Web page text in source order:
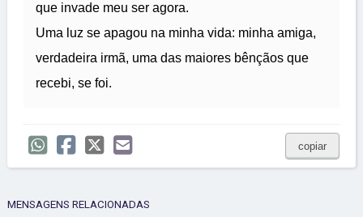
que invade meu ser agora.
Uma luz se apagou na minha vida: minha amiga,
verdadeira irmã, uma das maiores bênçãos que
recebi, se foi.
copiar
MENSAGENS RELACIONADAS